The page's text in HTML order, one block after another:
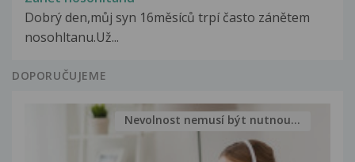
Dobrý den,můj syn 16měsíců trpí často zánětem
nosohltanu.Už...
DOPORUČUJEME
Nevolnost nemusí být nutnou...